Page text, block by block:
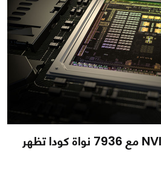
أول نتيجة لبطاقة NVIDIA مع 7936 نواة كودا تظهر